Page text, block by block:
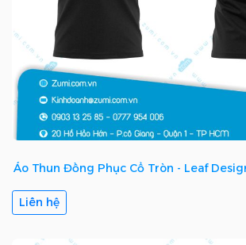
Áo Thun Đồng Phục Cổ Tròn - Leaf
Liên hệ